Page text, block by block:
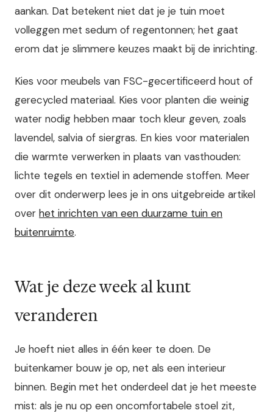
aankan. Dat betekent niet dat je je tuin moet
volleggen met sedum of regentonnen; het gaat
erom dat je slimmere keuzes maakt bij de inrichting.
Kies voor meubels van FSC-gecertificeerd hout of
gerecycled materiaal. Kies voor planten die weinig
water nodig hebben maar toch kleur geven, zoals
lavendel, salvia of siergras. En kies voor materialen
die warmte verwerken in plaats van vasthouden:
lichte tegels en textiel in ademende stoffen. Meer
over dit onderwerp lees je in ons uitgebreide artikel
over het inrichten van een duurzame tuin en
buitenruimte.
Wat je deze week al kunt
veranderen
Je hoeft niet alles in één keer te doen. De
buitenkamer bouw je op, net als een interieur
binnen. Begin met het onderdeel dat je het meeste
mist: als je nu op een oncomfortabele stoel zit,